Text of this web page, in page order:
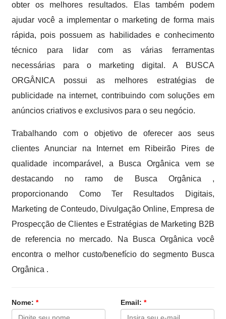
obter os melhores resultados. Elas também podem
ajudar você a implementar o marketing de forma mais
rápida, pois possuem as habilidades e conhecimento
técnico para lidar com as várias ferramentas
necessárias para o marketing digital. A BUSCA
ORGÂNICA possui as melhores estratégias de
publicidade na internet, contribuindo com soluções em
anúncios criativos e exclusivos para o seu negócio.
Trabalhando com o objetivo de oferecer aos seus
clientes Anunciar na Internet em Ribeirão Pires de
qualidade incomparável, a Busca Orgânica vem se
destacando no ramo de Busca Orgânica ,
proporcionando Como Ter Resultados Digitais,
Marketing de Conteudo, Divulgação Online, Empresa de
Prospecção de Clientes e Estratégias de Marketing B2B
de referencia no mercado. Na Busca Orgânica você
encontra o melhor custo/benefício do segmento Busca
Orgânica .
Nome:* Email: *